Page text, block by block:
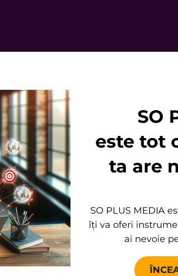
SO
este tot
ta are
SO PLUS MEDIA
îți va oferi
ai nevoie